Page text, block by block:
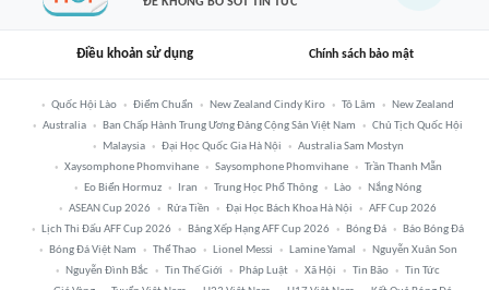
Điều khoản sử dụng Chính sách bảo mật
Quốc Hội Lào Điểm Chuẩn New Zealand Cindy Kiro Tô Lâm
New Zealand
Australia
Ban Chấp Hành Trung Ương Đảng Cộng Sản Việt Nam
Chủ Tịch Quốc Hội
Malaysia
Đại Học Quốc Gia Hà Nội
Australia Sam Mostyn
Xaysomphone Phomvihane
Saysomphone Phomvihane
Trần Thanh Mẫn
Eo Biển Hormuz
Iran Trung Học Phổ Thông Lào
Nắng Nóng
ASEAN Cup 2026
Rửa Tiền Đại Học Bách Khoa Hà Nội
AFF Cup 2026
Lịch Thi Đấu AFF Cup 2026
Bảng Xếp Hạng AFF Cup 2026 Bóng Đá
Báo Bóng Đá
Bóng Đá Việt Nam
Thể Thao Lionel Messi Lamine Yamal
Nguyễn Xuân Son
Nguyễn Đình Bắc
Tin Thế Giới Pháp Luật Xã Hội Tin Bão
Tin Tức